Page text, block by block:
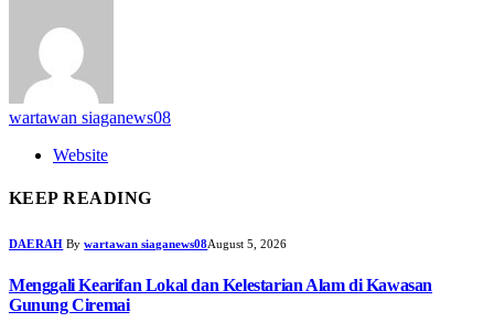
wartawan siaganews08
Website
KEEP READING
DAERAH By wartawan siaganews08August 5, 2026
Menggali Kearifan Lokal dan Kelestarian Alam di Kawasan
Gunung Ciremai